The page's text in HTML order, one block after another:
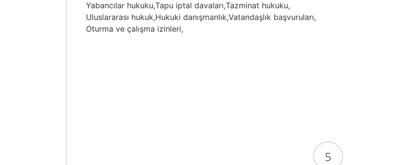
Yabancılar hukuku,Tapu iptal davaları,Tazminat hukuku,
Uluslararası hukuk,Hukuki danışmanlık,Vatandaşlık başvuruları,
Oturma ve çalışma izinleri,
5